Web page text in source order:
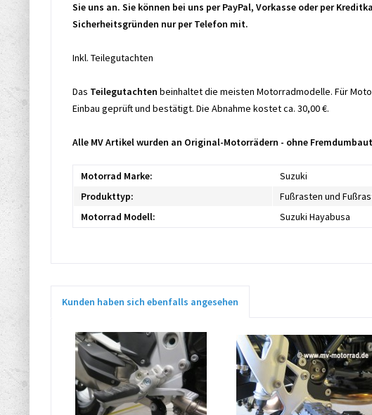
Sie uns an. Sie können bei uns per PayPal, Vorkasse oder per
Sicherheitsgründen nur per Telefon mit.
Inkl. Teilegutachten
Das Teilegutachten beinhaltet die meisten Motorradmodelle. Für
Einbau geprüft und bestätigt. Die Abnahme kostet ca. 30,00 €.
Alle MV Artikel wurden an Original-Motorrädern - ohne
Motorrad Marke:
Suzuki
Produkttyp:
Fußrasten und
Motorrad Modell:
Suzuki Hayabusa
Kunden haben sich ebenfalls angesehen